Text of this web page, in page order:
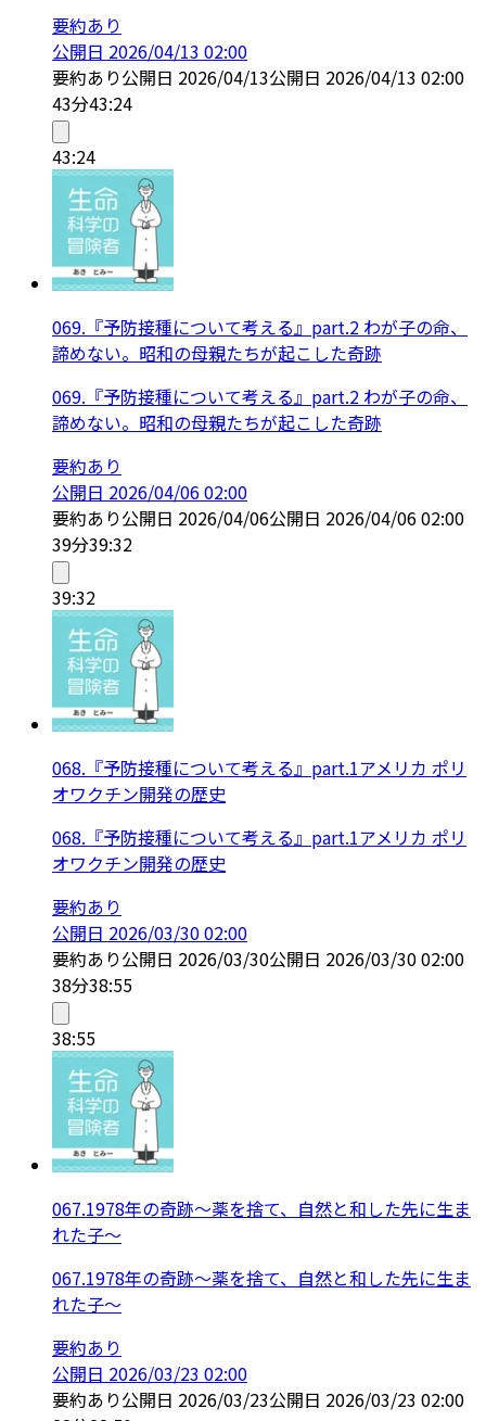
要約あり
公開日 2026/04/13 02:00
要約あり公開日 2026/04/13公開日 2026/04/13 02:00
43分43:24
43:24
069.『予防接種について考える』part.2 わが子の命、
諦めない。昭和の母親たちが起こした奇跡
069.『予防接種について考える』part.2 わが子の命、
諦めない。昭和の母親たちが起こした奇跡
要約あり
公開日 2026/04/06 02:00
要約あり公開日 2026/04/06公開日 2026/04/06 02:00
39分39:32
39:32
068.『予防接種について考える』part.1アメリカ ポリ
オワクチン開発の歴史
068.『予防接種について考える』part.1アメリカ ポリ
オワクチン開発の歴史
要約あり
公開日 2026/03/30 02:00
要約あり公開日 2026/03/30公開日 2026/03/30 02:00
38分38:55
38:55
067.1978年の奇跡～薬を捨て、自然と和した先に生ま
れた子～
067.1978年の奇跡～薬を捨て、自然と和した先に生ま
れた子～
要約あり
公開日 2026/03/23 02:00
要約あり公開日 2026/03/23公開日 2026/03/23 02:00